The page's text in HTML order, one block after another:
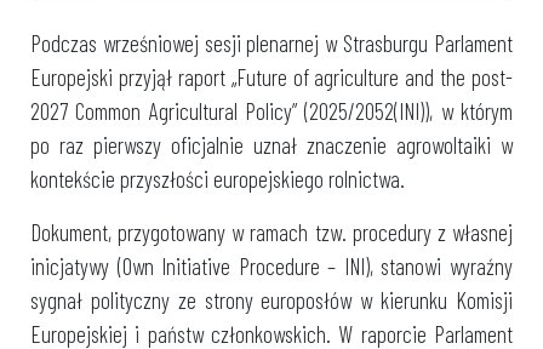
Podczas wrześniowej sesji plenarnej w Strasburgu Parlament
Europejski przyjął raport „Future of agriculture and the post-
2027 Common Agricultural Policy” (2025/2052(INI)), w którym
po raz pierwszy oficjalnie uznał znaczenie agrowoltaiki w
kontekście przyszłości europejskiego rolnictwa.
Dokument, przygotowany w ramach tzw. procedury z własnej
inicjatywy (Own Initiative Procedure – INI), stanowi wyraźny
sygnał polityczny ze strony europosłów w kierunku Komisji
Europejskiej i państw członkowskich. W raporcie Parlament